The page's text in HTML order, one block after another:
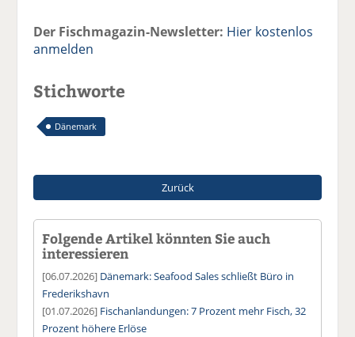
Der Fischmagazin-Newsletter: Hier kostenlos
anmelden
Stichworte
Dänemark
Zurück
Folgende Artikel könnten Sie auch
interessieren
[06.07.2026] Dänemark: Seafood Sales schließt Büro in
Frederikshavn
[01.07.2026] Fischanlandungen: 7 Prozent mehr Fisch, 32
Prozent höhere Erlöse